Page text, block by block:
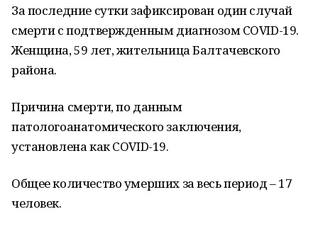
За последние сутки зафиксирован один случай
смерти с подтвержденным диагнозом COVID-19.
Женщина, 59 лет, жительница Балтачевского
района.
Причина смерти, по данным
патологоанатомического заключения,
установлена как COVID-19.
Общее количество умерших за весь период – 17
человек.